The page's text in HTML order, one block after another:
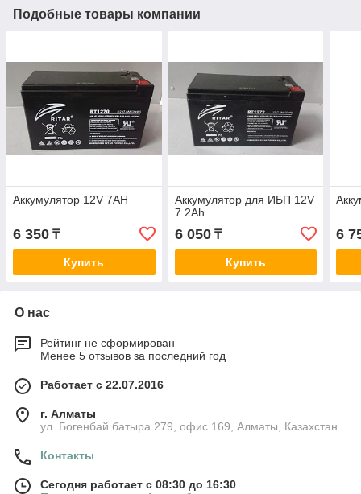
Подобные товары компании
Аккумулятор 12V 7AH
6 350 ₸
Купить
Аккумулятор для ИБП 12V
7.2Ah
6 050₸
Купить
6
О нас
Рейтинг не сформирован
Менее 5 отзывов за последний год
Работает с 22.07.2016
г. Алматы
ул. Богенбай батыра 279, офис 169, Алматы, Казахстан
Контакты
Сегодня работает с 08:30 до 16:30